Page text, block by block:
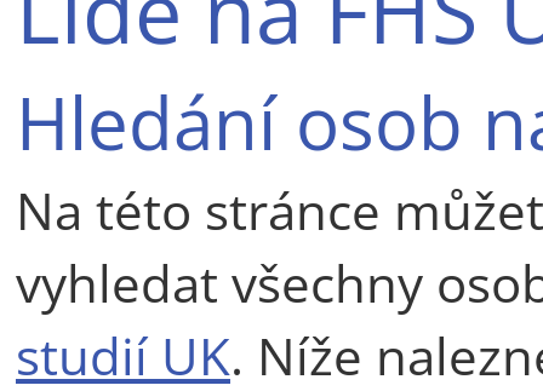
Hledání osob
Na této stránce
vyhledat všechny
studií UK. Níže